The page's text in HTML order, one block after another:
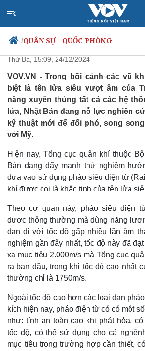
/QUÂN SỰ - QUỐC PHÒNG
Chính trị
Đảng
Tổ chức nhân sự
Quốc hội
Nhận diện sự thật
Xã hội
Tin 24h
Dự báo
Giáo dục
Biển đảo
Nhật thử nghiệm vũ
tinh của tên lửa siêu
Thứ Ba, 15:09, 24/12/2024
VOV.VN - Trong bối cảnh các vũ
biệt là tên lửa siêu vượt âm của
năng xuyên thủng tất cả các hệ
lửa, Nhật Bản đang nỗ lực nghiên
kỹ thuật mới để đối phó, song
với Mỹ.
Hiện nay, Tổng cục quân khí thuộc
Bản đang đẩy mạnh thử nghiệm
đưa vào sử dụng pháo siêu điện từ
khí được coi là khắc tinh của tên lửa
Theo cơ quan này, pháo siêu điện
dược thông thường mà dùng năng
đạn đi với tốc độ gấp nhiều lần âm
nghiệm gần đây nhất, tốc độ này đã
xa mục tiêu 2.000m/s mà Tổng cục
ra ban đầu, trong khi tốc độ cao nhất
thường chỉ là 1750m/s.
Ngoài tốc độ cao hơn các loại đạn
kích hiện nay, pháo điện từ có có một
như: tính an toàn cao khi phát hỏa,
tốc độ, có thể sử dụng cho cả
mục tiêu trong trường hợp cần thiết,